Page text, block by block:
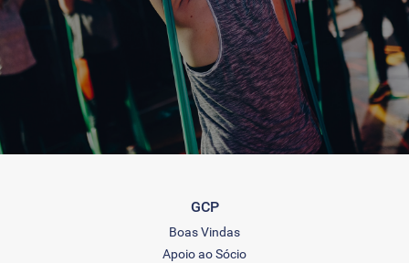
GCP
Boas Vindas
Apoio ao Sócio